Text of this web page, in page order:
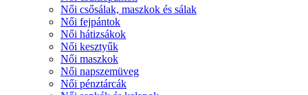
Női csősálak, maszkok és sálak
Női fejpántok
Női hátizsákok
Női kesztyűk
Női maszkok
Női napszemüveg
Női pénztárcák